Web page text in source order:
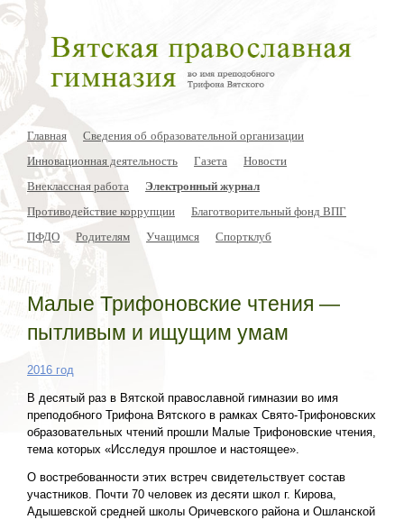
Главная
Сведения об образовательной организации
Инновационная деятельность
Газета
Новости
Внеклассная работа
Электронный журнал
Противодействие коррупции
Благотворительный фонд ВПГ
ПФДО
Родителям Учащимся Спортклуб
Малые Трифоновские чтения —
пытливым и ищущим умам
2016 год
В десятый раз в Вятской православной гимназии во имя
преподобного Трифона Вятского в рамках Свято-Трифоновских
образовательных чтений прошли Малые Трифоновские чтения,
тема которых «Исследуя прошлое и настоящее».
О востребованности этих встреч свидетельствует состав
участников. Почти 70 человек из десяти школ г. Кирова,
Адышевской средней школы Оричевского района и Ошланской